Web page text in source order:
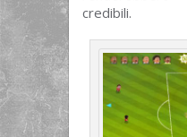
credibili.